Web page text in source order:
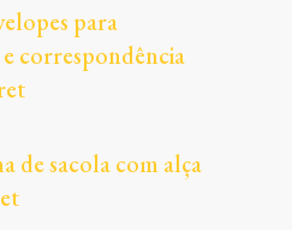
para
correspondência
de sacola com alça